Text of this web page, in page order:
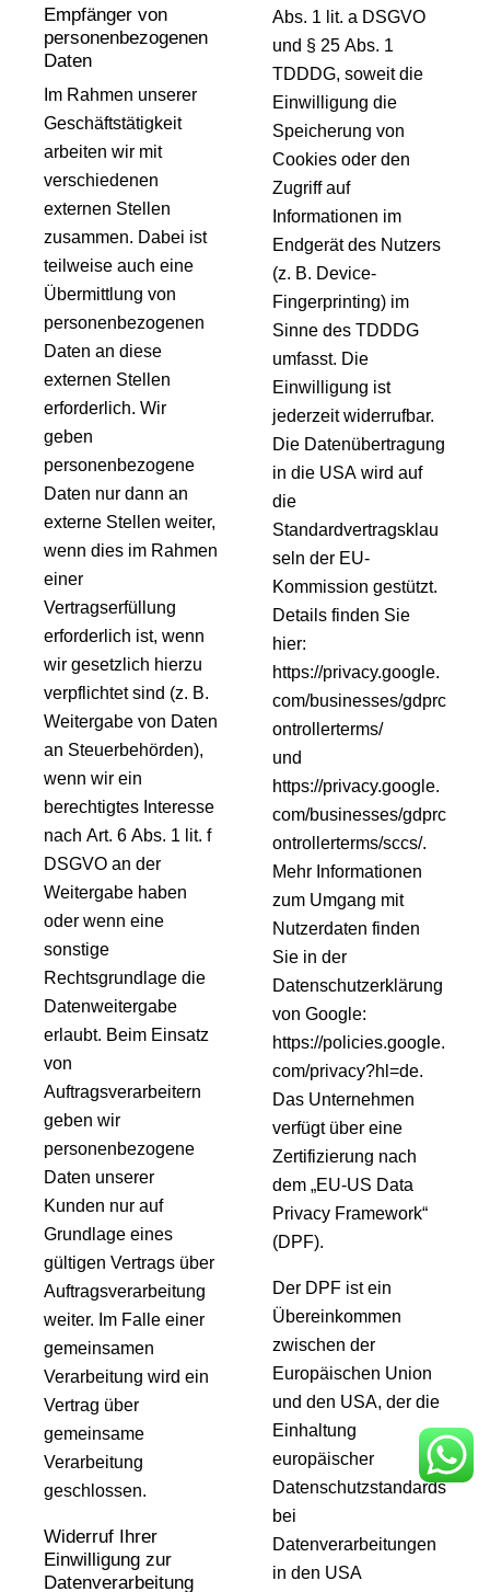
Empfänger von
personenbezogenen
Daten
Im Rahmen unserer
Geschäftstätigkeit
arbeiten wir mit
verschiedenen
externen Stellen
zusammen. Dabei ist
teilweise auch eine
Übermittlung von
personenbezogenen
Daten an diese
externen Stellen
erforderlich. Wir
geben
personenbezogene
Daten nur dann an
externe Stellen weiter,
wenn dies im Rahmen
einer
Vertragserfüllung
erforderlich ist, wenn
wir gesetzlich hierzu
verpflichtet sind (z. B.
Weitergabe von Daten
an Steuerbehörden),
wenn wir ein
berechtigtes Interesse
nach Art. 6 Abs. 1 lit. f
DSGVO an der
Weitergabe haben
oder wenn eine
sonstige
Rechtsgrundlage die
Datenweitergabe
erlaubt. Beim Einsatz
von
Auftragsverarbeitern
geben wir
personenbezogene
Daten unserer
Kunden nur auf
Grundlage eines
gültigen Vertrags über
Auftragsverarbeitung
weiter. Im Falle einer
gemeinsamen
Verarbeitung wird ein
Vertrag über
gemeinsame
Verarbeitung
geschlossen.
Widerruf Ihrer
Einwilligung zur
Datenverarbeitung
Abs. 1 lit. a DSGVO
und § 25 Abs. 1
TDDDG, soweit die
Einwilligung die
Speicherung von
Cookies oder den
Zugriff auf
Informationen im
Endgerät des Nutzers
(z. B. Device-
Fingerprinting) im
Sinne des TDDDG
umfasst. Die
Einwilligung ist
jederzeit widerrufbar.
Die Datenübertragung
in die USA wird auf
die
Standardvertragsklau
seln der EU-
Kommission gestützt.
Details finden Sie
hier:
https://privacy.google.
com/businesses/gdprc
ontrollerterms/
und
https://privacy.google.
com/businesses/gdprc
ontrollerterms/sccs/.
Mehr Informationen
zum Umgang mit
Nutzerdaten finden
Sie in der
Datenschutzerklärung
von Google:
https://policies.google.
com/privacy?hl=de.
Das Unternehmen
verfügt über eine
Zertifizierung nach
dem „EU-US Data
Privacy Framework“
(DPF).
Der DPF ist ein
Übereinkommen
zwischen der
Europäischen Union
und den USA, der die
Einhaltung
europäischer
Datenschutzstandards
bei
Datenverarbeitungen
in den USA